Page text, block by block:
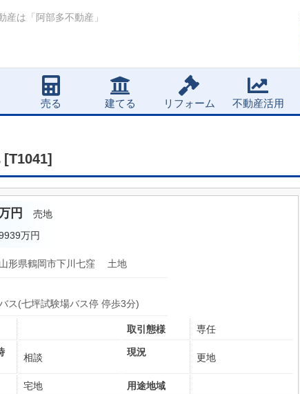
は「阿部多不動産」
売る 建てる リフォーム 不動産活用
円
売地
万円
形県鶴岡市下川七窪 土地
ス(七坪試験場バス停 停歩3分)
取引態様 専任
相談 現況 更地
宅地 用途地域